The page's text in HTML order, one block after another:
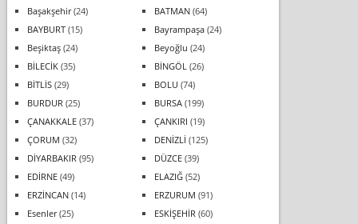
Başakşehir(24) BATMAN(64)
BAYBURT(15) Bayrampaşa(24)
Beşiktaş(24) Beyoğlu (24)
BİLECİK(35) BİNGÖL (26)
BİTLİS(29) BOLU (74)
BURDUR (25) BURSA(199)
ÇANAKKALE(37) ÇANKIRI (19)
ÇORUM (32) DENİZLİ (125)
DİYARBAKIR (95) DÜZCE(39)
EDİRNE(49) ELAZIĞ(52)
ERZİNCAN(14) ERZURUM (91)
Esenler(25) ESKİŞEHİR (60)